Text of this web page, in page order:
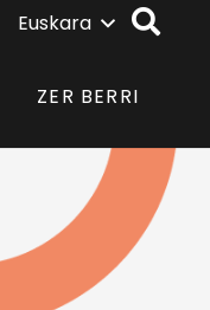
Euskara
ZER BERRI